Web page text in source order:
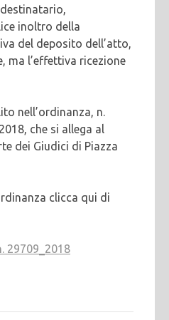
inoltro della
del deposito dell’atto,
ma l’effettiva ricezione
nell’ordinanza, n.
che si allega al
dei Giudici di Piazza
clicca qui di
29709_2018